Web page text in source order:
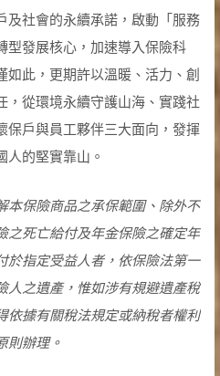
及社會的永續承諾，啟動「服務
型發展核心，加速導入保險科
此，更期許以溫暖、活力、創
，從環境永續守護山海、實踐社
保戶與員工夥伴三大面向，發揮
人的堅實靠山。
本保險商品之承保範圍、除外不
之死亡給付及年金保險之確定年
於指定受益人者，依保險法第一
人之遺產，惟如涉有規避遺產稅
依據有關稅法規定或納稅者權利
則辦理。